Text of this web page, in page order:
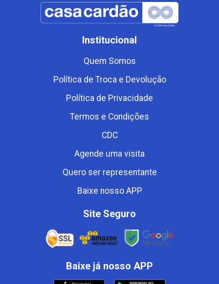
Institucional
Quem Somos
Política de Troca e Devolução
Política de Privacidade
Termos e Condições
CDC
Agende uma visita
Quero ser representante
Baixe nosso APP
Site Seguro
Baixe já nosso APP